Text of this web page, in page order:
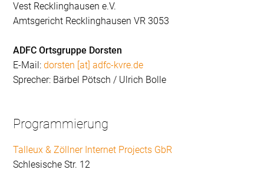
Vest Recklinghausen e.V.
Amtsgericht Recklinghausen VR 3053
ADFC Ortsgruppe Dorsten
E-Mail:dorsten [at] adfc-kvre.de
Sprecher: Bärbel Pötsch / Ulrich Bolle
Programmierung
Talleux & Zöllner Internet Projects GbR
Schlesische Str. 12